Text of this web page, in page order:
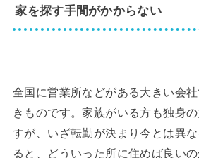
家を探す手間がかからない
全国に営業所などがある大きい会
きものです。家族がいる方も独身
すが、いざ転勤が決まり今とは異
ると、どういった所に住めば良い